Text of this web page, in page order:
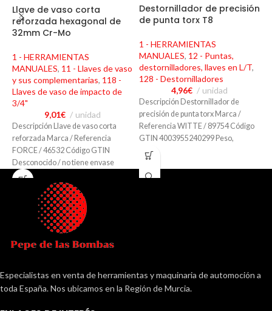
Llave de vaso corta
reforzada hexagonal de
32mm Cr-Mo
1 - HERRAMIENTAS
MANUALES, 11 - Llaves de vaso
y sus complementarias, 118 -
Llaves de vaso de impacto de
3/4"
9,01€ unidad
Descripción Llave de vaso corta
reforzada Marca / Referencia
FORCE / 46532 Código GTIN
Desconocido / no tiene envase
Peso,
Destornillador de precisión
de punta torx T8
1 - HERRAMIENTAS
MANUALES, 12 - Puntas,
destornilladores, llaves en L/T,
128 - Destornilladores
4,96€ unidad
Descripción Destornillador de
precisión de punta torx Marca /
Referencia WITTE / 89754 Código
GTIN 4003955240299 Peso,
dimensiones, materiales Peso:
Especialistas en venta de herramientas y maquinaria de automoción a
toda España. Nos ubicamos en la Región de Murcia.